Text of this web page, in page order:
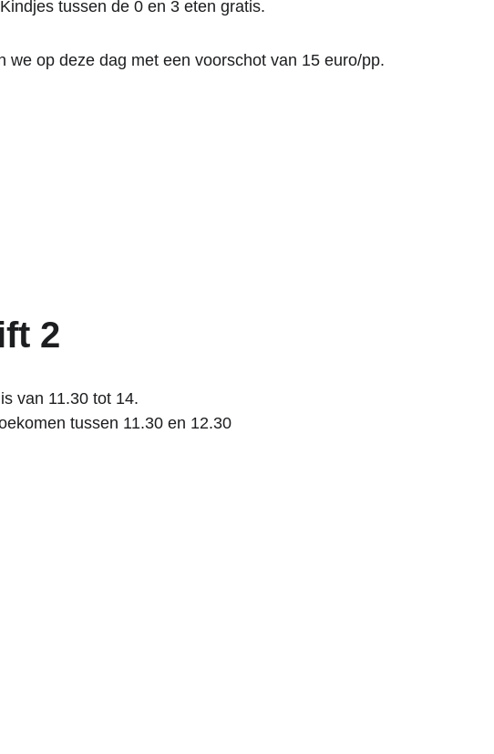
Kindjes tussen de 0 en 3 eten gratis.
we op deze dag met een voorschot van 15 euro/pp.
van 11.30 tot 14.
tussen 11.30 en 12.30
2